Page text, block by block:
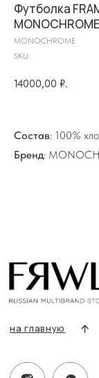
Футболка
MONOCHROME
MONOCHROME
SKU:
14000,00 ₽.
Состав: 100%
Бренд:
Условия возврата/обмена
Оплата и доставка
Контакты, реквизиты
Адрес:
г. Казань, ул. Проспект
ПН-ВС с 10:00 до 22:00
+7 919 690-30-30